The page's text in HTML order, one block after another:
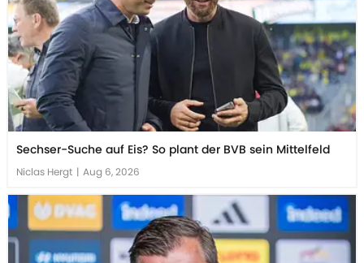
Sechser-Suche auf Eis? So plant der BVB sein Mittelfeld
Niclas Hergt | Aug 6, 2026